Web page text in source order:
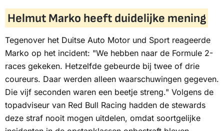
Helmut Marko heeft duidelijke mening
Tegenover het Duitse Auto Motor und Sport reageerde
Marko op het incident: "We hebben naar de Formule 2-
races gekeken. Hetzelfde gebeurde bij twee of drie
coureurs. Daar werden alleen waarschuwingen gegeven.
Die vijf seconden waren een beetje streng." Volgens de
topadviseur van Red Bull Racing hadden de stewards
deze straf nooit mogen uitdelen, omdat soortgelijke